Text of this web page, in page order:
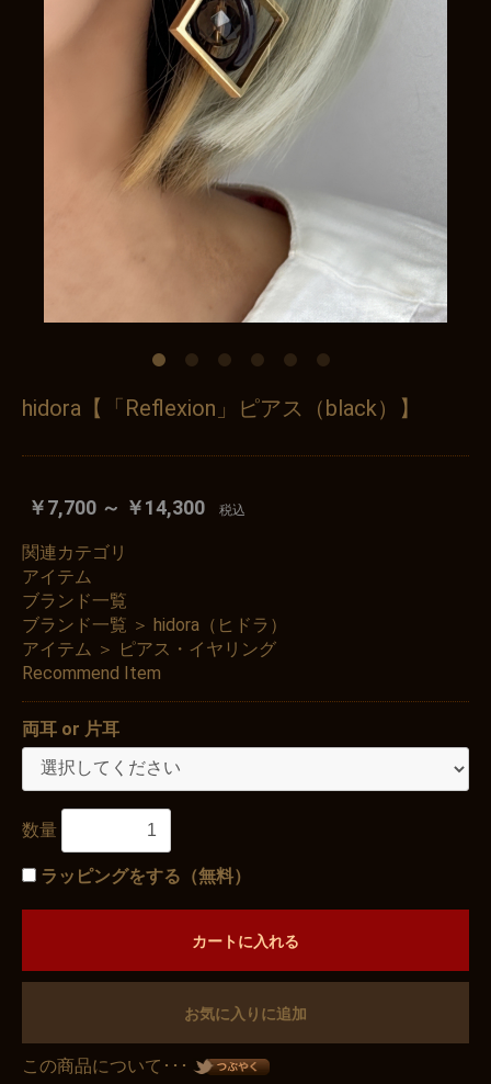
hidora【「Reflexion」ピアス（black）】
￥7,700 ～ ￥14,300 税込
関連カテゴリ
アイテム
ブランド一覧
ブランド一覧 ＞ hidora（ヒドラ）
アイテム ＞ ピアス・イヤリング
Recommend Item
両耳 or 片耳
数量
ラッピングをする（無料）
カートに入れる
お気に入りに追加
この商品について･･･